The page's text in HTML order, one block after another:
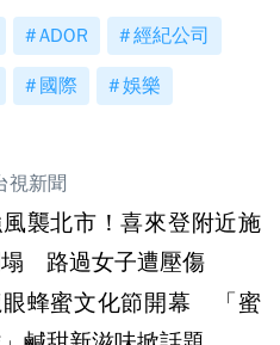
ADOR 經紀公司
國際 娛樂
視新聞
襲北市！喜來登附近施
路過女子遭壓傷
眼蜂蜜文化節開幕 「蜜